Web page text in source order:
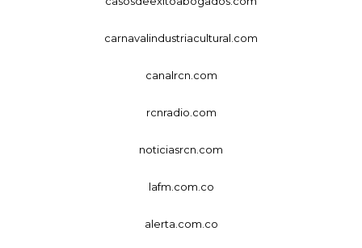
carnavalindustriacultural.com
canalrcn.com
rcnradio.com
noticiasrcn.com
lafm.com.co
alerta.com.co